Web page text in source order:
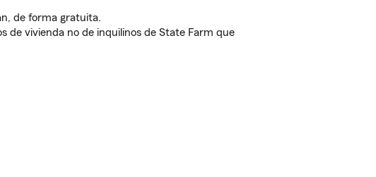
de forma gratuita.
de vivienda no de inquilinos de State Farm que